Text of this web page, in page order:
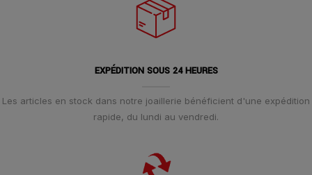
EXPÉDITION SOUS 24 HEURES
Les articles en stock dans notre joaillerie bénéficient d'une expédition
rapide, du lundi au vendredi.